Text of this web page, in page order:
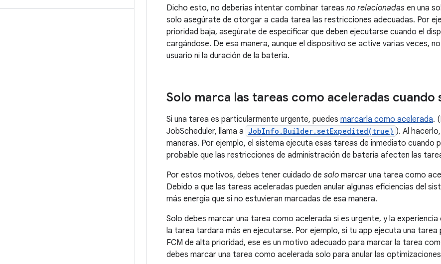
Dicho esto, no deberías intentar combinar tareas no relacionadas en una
solo asegúrate de otorgar a cada tarea las restricciones adecuadas. Por
prioridad baja, asegúrate de especificar que deben ejecutarse cuando el
cargándose. De esa manera, aunque el dispositivo se active varias veces,
usuario ni la duración de la batería.
Solo marca las tareas como aceleradas cuando
Si una tarea es particularmente urgente, puedes marcarla como acelerada.
JobScheduler, llama a JobInfo.Builder.setExpedited(true) ). Al
maneras. Por ejemplo, el sistema ejecuta esas tareas de inmediato cuando
probable que las restricciones de administración de batería afecten las
Por estos motivos, debes tener cuidado de solo marcar una tarea como
Debido a que las tareas aceleradas pueden anular algunas eficiencias del
más energía que si no estuvieran marcadas de esa manera.
Solo debes marcar una tarea como acelerada si es urgente, y la
la tarea tardara más en ejecutarse. Por ejemplo, si tu app ejecuta una tarea
FCM de alta prioridad, ese es un motivo adecuado para marcar la tarea
debes marcar una tarea como acelerada solo para anular las